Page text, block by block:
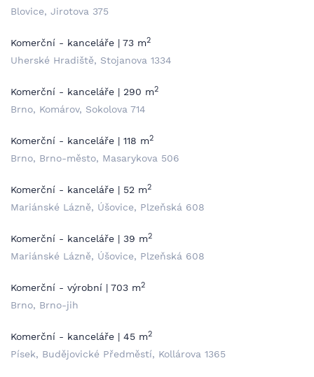
Blovice, Jirotova 375
Komerční - kanceláře | 73 m2
Uherské Hradiště, Stojanova 1334
Komerční - kanceláře | 290 m2
Brno, Komárov, Sokolova 714
Komerční - kanceláře | 118 m2
Brno, Brno-město, Masarykova 506
Komerční - kanceláře | 52 m2
Mariánské Lázně, Úšovice, Plzeňská 608
Komerční - kanceláře | 39 m2
Mariánské Lázně, Úšovice, Plzeňská 608
Komerční - výrobní | 703 m2
Brno, Brno-jih
Komerční - kanceláře | 45 m2
Písek, Budějovické Předměstí, Kollárova 1365